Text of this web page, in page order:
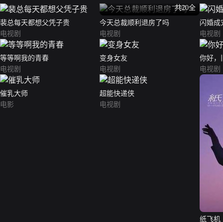
裴总每天都想父凭子贵
电视剧
共20全
今天总裁顺利退房了吗
电视剧
闪婚成
电视剧
等等啊我的青春
电视剧
变身女友
电视剧
你好，
电视剧
催乳大师
电影
超能快递侠
电视剧
纸飞机